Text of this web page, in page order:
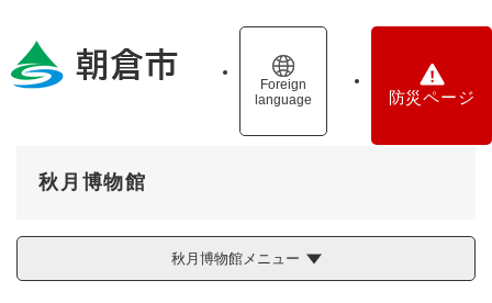
の
Foreign
language
防災ページ
秋月博物館
秋月博物館メニュー